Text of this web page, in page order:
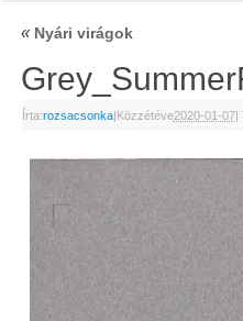
«Nyári virágok
Írta:rozsacsonka|Közzétéve2020-01-07|